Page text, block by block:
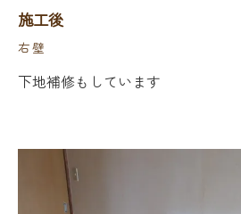
施工後
右壁
下地補修もしています